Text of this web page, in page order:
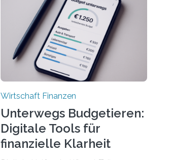
Wirtschaft Finanzen
Unterwegs Budgetieren:
Digitale Tools für
finanzielle Klarheit